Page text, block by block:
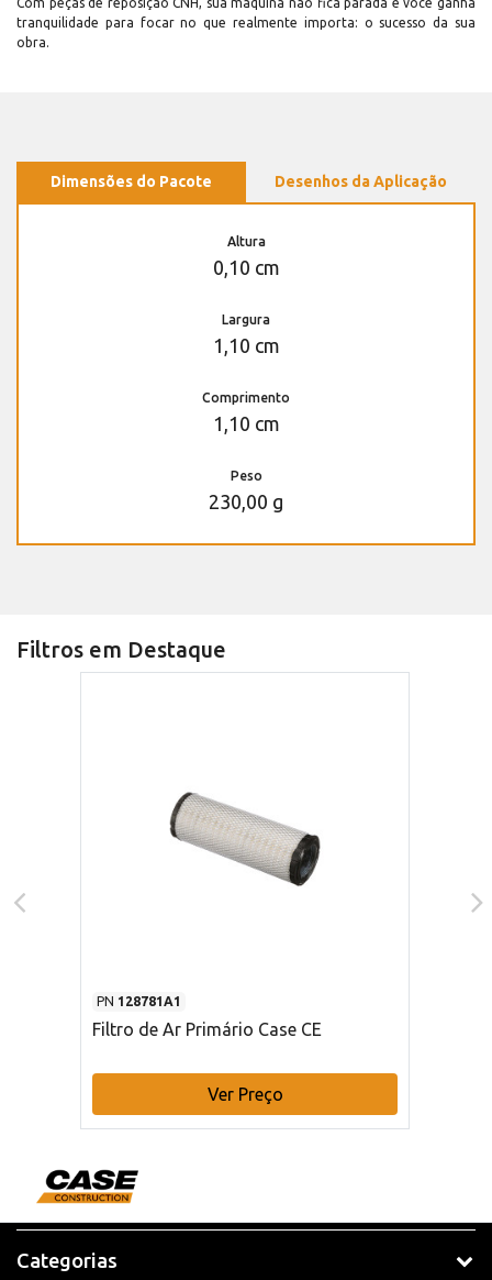
Com peças de reposição CNH, sua máquina não fica parada e você ganha
tranquilidade para focar no que realmente importa: o sucesso da sua
obra.
Dimensões do Pacote Desenhos da Aplicação
Altura
0,10 cm
Largura
1,10 cm
Comprimento
1,10 cm
Peso
230,00 g
Filtros em Destaque
PN 128781A1
Filtro de Ar Primário Case CE
Ver Preço
Categorias